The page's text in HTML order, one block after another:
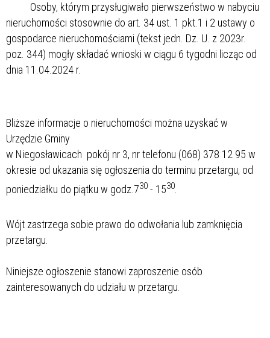
Osoby, którym przysługiwało pierwszeństwo w nabyciu
nieruchomości stosownie do art. 34 ust. 1 pkt.1 i 2 ustawy o
gospodarce nieruchomościami (tekst jedn. Dz. U. z 2023r.
poz. 344) mogły składać wnioski w ciągu 6 tygodni licząc od
dnia 11.04.2024 r.
Bliższe informacje o nieruchomości można uzyskać w
Urzędzie Gminy
w Niegosławicach pokój nr 3, nr telefonu (068) 378 12 95 w
okresie od ukazania się ogłoszenia do terminu przetargu, od
poniedziałku do piątku w godz.730 - 1530.
Wójt zastrzega sobie prawo do odwołania lub zamknięcia
przetargu.
Niniejsze ogłoszenie stanowi zaproszenie osób
zainteresowanych do udziału w przetargu.